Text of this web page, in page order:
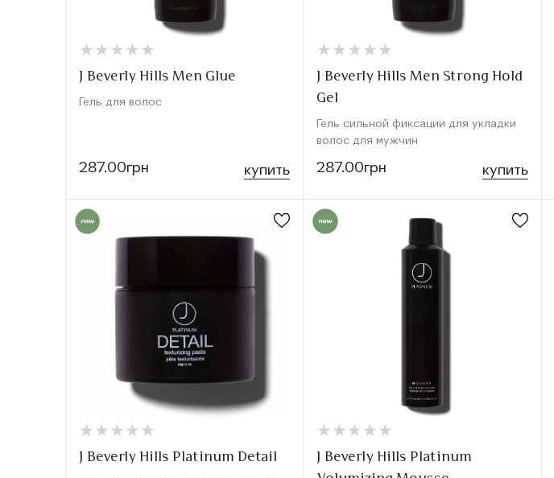
★
★ ★
★ ★
★ ★
★ ★
★
J Beverly Hills Men Glue
Гель для волос
287.00грн купить
★
★ ★
★ ★
★ ★
★ ★
★
J Beverly Hills Men Strong Hold
Gel
Гель сильной фиксации для укладки
волос для мужчин
287.00грн купить
★
★ ★
★ ★
★ ★
★ ★
★
J Beverly Hills Platinum Detail
★
★ ★
★ ★
★ ★
★ ★
★
J Beverly Hills Platinum